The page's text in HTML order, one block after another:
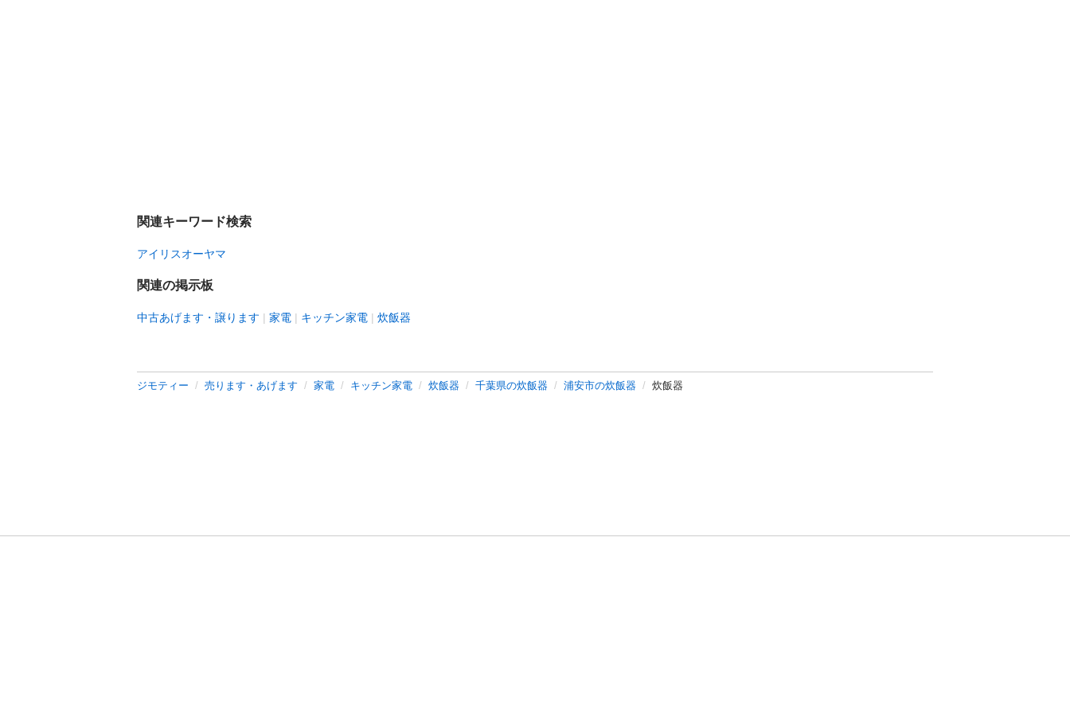
関連キーワード検索
アイリスオーヤマ
関連の掲示板
中古あげます・譲ります 家電 キッチン家電 炊飯器
ジモティー 売ります・あげます 家電 キッチン家電 炊飯器 千葉県の炊飯器 浦安市の炊飯器 炊飯器